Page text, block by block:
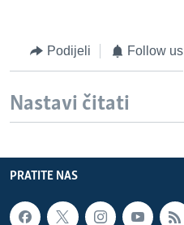
Podijeli Follow us
Nastavi čitati
PRATITE NAS